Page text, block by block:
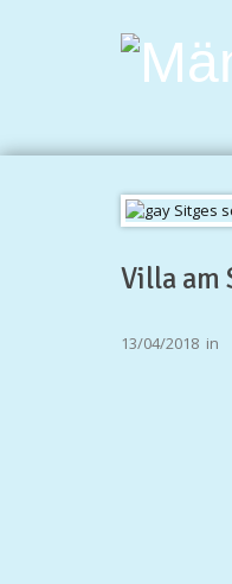
Villa am
13/04/2018 in